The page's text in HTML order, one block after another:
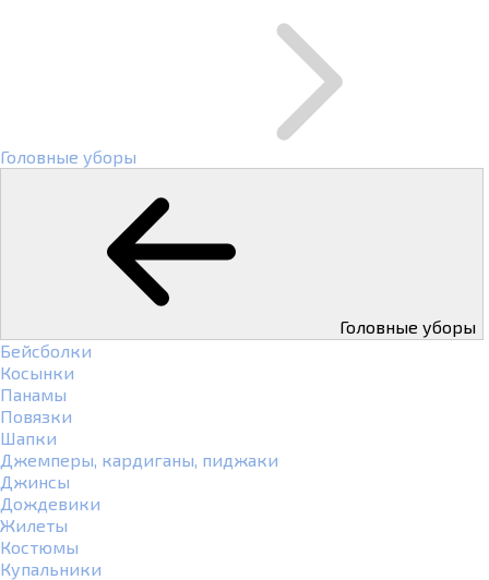
Головные уборы
Головные уборы
Бейсболки
Косынки
Панамы
Повязки
Шапки
Джемперы, кардиганы, пиджаки
Джинсы
Дождевики
Жилеты
Костюмы
Купальники